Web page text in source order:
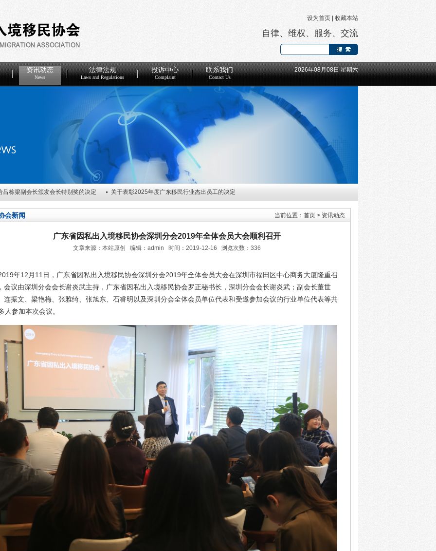
设为首页 收藏本站
自律、维权、服务、交流
资讯动态
News
法律法规
Laws and Regulations
投诉中心
Complaint
联系我们
Contact Us
2026年08月08日 星期六
吕栋梁副会长颁发会长特别奖的决定 关于表彰2025年度广东移民行业杰出员工的决定
会员单位的决定 关于任命广东省因私出入境移民协会第五届理事会谢炎武会长等领导班子成员的通知
会新闻 当前位置： 首页 > 资讯动态
广东省因私出入境移民协会深圳分会2019年全体会员大会顺利召开
文章来源：本站原创 编辑：admin 时间：2019-12-16 浏览次数：336
年12月11日，广东省因私出入境移民协会深圳分会2019年全体会员大会在深圳市福田区中心商务大厦隆重召
会议由深圳分会会长谢炎武主持，广东省因私出入境移民协会罗正秘书长，深圳分会会长谢炎武；副会长董世
连振文、梁艳梅、张雅绮、张旭东、石睿明以及深圳分会全体会员单位代表和受邀参加会议的行业单位代表等共
人参加本次会议。